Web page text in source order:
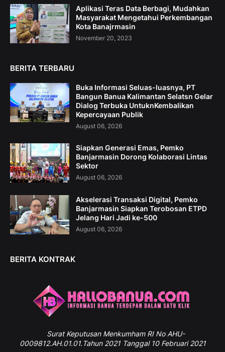
Aplikasi Teras Data Berbagi, Mudahkan
Masyarakat Mengetahui Perkembangan
Kota Banajrmasin
November 20, 2023
BERITA TERBARU
Buka Informasi Seluas-luasnya, PT
Bangun Banua Kalimantan Selatsn Gelar
Dialog Terbuka UntuknKembalikan
Kepercayaan Publik
August 06, 2026
Siapkan Generasi Emas, Pemko
Banjarmasin Dorong Kolaborasi Lintas
Sektor
August 06, 2026
Akselerasi Transaksi Digital, Pemko
Banjarmasin Siapkan Terobosan ETPD
Jelang Hari Jadi ke-500
August 06, 2026
BERITA KONTRAK
SuratKeputusan Menkumham RI No AHU-
0009812.AH.01.01.Tahun 2021 Tanggal 10 Februari 2021